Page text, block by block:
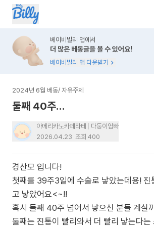
베이비빌리 앱에서
더 많은 베동글을 볼 수 있어요!
베이비빌리 앱 다운받기
2024년 6월 베동/ 자유주제
둘째 40주…
아메리카노카페라테
다둥이엄빠
2026.04.23 조회 400
경산모 입니다!
첫째를 39주3일에 수술로 낳았는데용! 진
고 낳았어요<~!!
혹시 둘째 40주 넘어서 낳으신 분들 계실
둘째는 진통이 빨리와서 더 빨리 낳는다는